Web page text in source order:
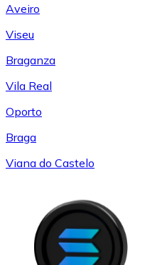
Aveiro
Viseu
Braganza
Vila Real
Oporto
Braga
Viana do Castelo